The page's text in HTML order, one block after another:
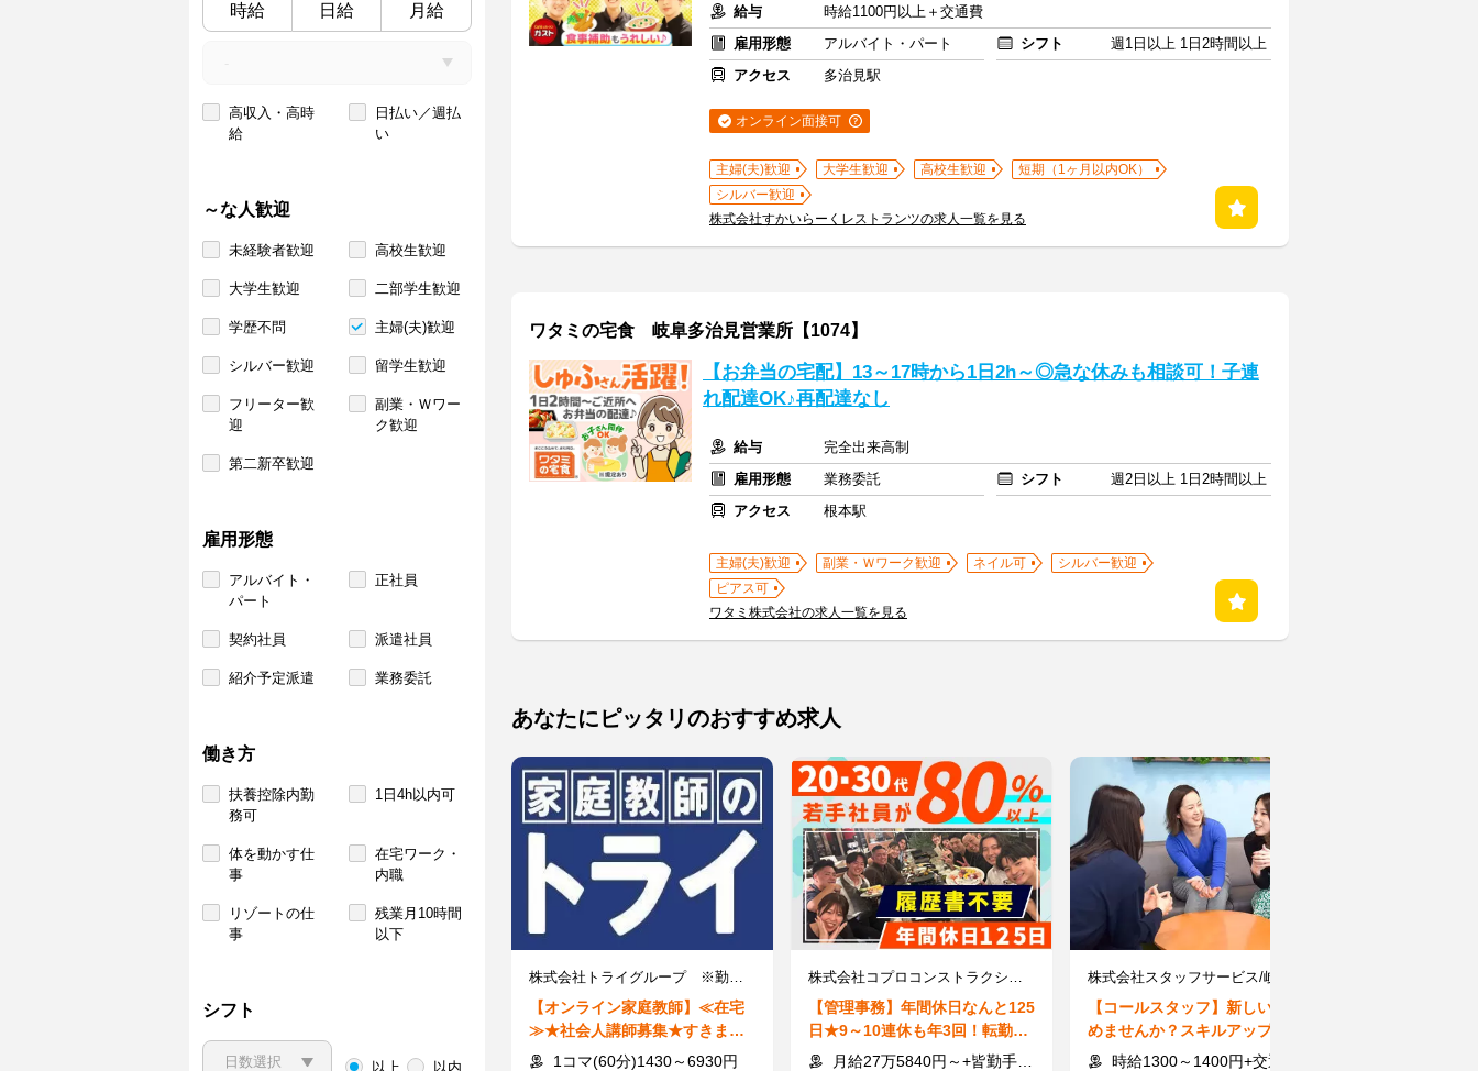
時給 日給 月給
高収入・高時
給
日払い／週払
い
～な人歓迎
未経験者歓迎 高校生歓迎
大学生歓迎 二部学生歓迎
学歴不問 主婦(夫)歓迎
シルバー歓迎 留学生歓迎
フリーター歓
迎
副業・Ｗワー
ク歓迎
第二新卒歓迎
雇用形態
アルバイト・
パート
正社員
契約社員 派遣社員
紹介予定派遣 業務委託
働き方
扶養控除内勤
務可
1日4h以内可
体を動かす仕
事
在宅ワーク・
内職
リゾートの仕
事
残業月10時間
以下
シフト
以上 以内
給与
時給1100円以上＋交通費
雇用形態
アルバイト・パート シフト
週1日以上 1日2時間以上
アクセス
多治見駅
オンライン面接可
主婦(夫)歓迎 大学生歓迎 高校生歓迎
短期（1ヶ月以内OK）
シルバー歓迎
株式会社すかいらーくレストランツの求人一覧を見る
ワタミの宅食 岐阜多治見営業所【1074】
【お弁当の宅配】13～17時から1日2h～◎急な休みも相談可！子連
れ配達OK♪再配達なし
給与
完全出来高制
雇用形態
業務委託 シフト
週2日以上 1日2時間以上
アクセス
根本駅
主婦(夫)歓迎 副業・Ｗワーク歓迎 ネイル可
シルバー歓迎
ピアス可
ワタミ株式会社の求人一覧を見る
あなたにピッタリのおすすめ求人
株式会社トライグループ ※勤務地：岐阜県羽島市
【オンライン家庭教師】≪在宅
≫★社会人講師募集★すきま時
間に60分から指導可能◎
1コマ(60分)1430～6930円
株式会社コプロコンストラクション/Z
【管理事務】年間休日なんと125
日★9～10連休も年3回！転勤な
し♪8割が未経験＆男女活躍中
月給27万5840円～+皆勤手当1万円
【コールスタッフ】新しい事始
めませんか？スキルアップ応援
★未経験OK◎綺麗なオフィス♪
時給1300～1400円+交通費支給